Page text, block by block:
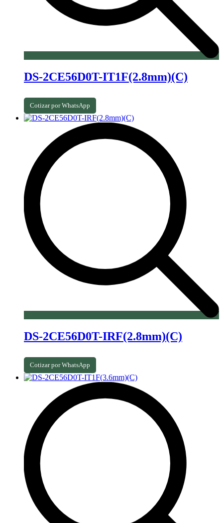
DS-2CE56D0T-IT1F(2.8mm)(C)
Cotizar por WhatsApp
DS-2CE56D0T-IRF(2.8mm)(C)
Cotizar por WhatsApp